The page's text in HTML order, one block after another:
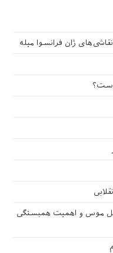
ژان فرانسوا میله
موس و اهمیت همبستگی